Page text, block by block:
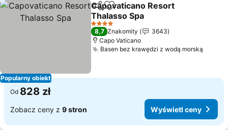
Popularny obiekt
Udostępnij
Dodaj do ulubionych
Capovaticano Resort
Thalasso Spa
4 Kategoria
8,7 Znakomity
3643
Capo Vaticano
Basen bez krawędzi z wodą morską
Od 828 zł
Zobacz ceny z 9 stron Wyświetl ceny